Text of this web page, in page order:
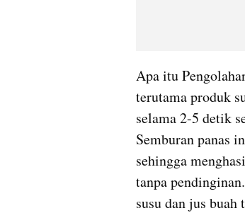
Apa itu
terutama produk
selama 2-5 detik
Semburan panas
sehingga
tanpa
susu dan jus